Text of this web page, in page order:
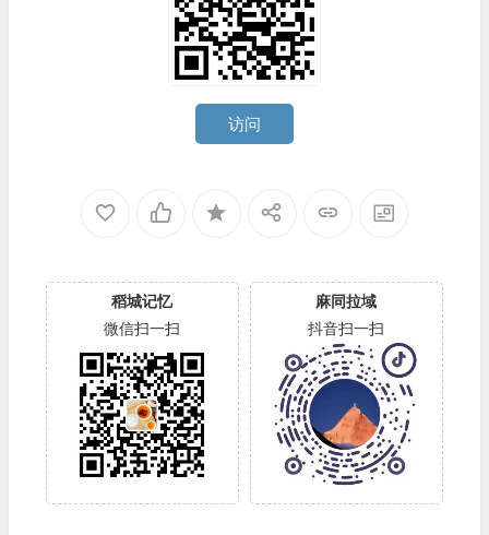
访问
稻城记忆
微信扫一扫
麻同拉域
抖音扫一扫